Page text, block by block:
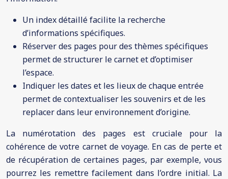
Un index détaillé facilite la recherche
d’informations spécifiques.
Réserver des pages pour des thèmes spécifiques
permet de structurer le carnet et d’optimiser
l’espace.
Indiquer les dates et les lieux de chaque entrée
permet de contextualiser les souvenirs et de les
replacer dans leur environnement d’origine.
La numérotation des pages est cruciale pour la
cohérence de votre carnet de voyage. En cas de perte et
de récupération de certaines pages, par exemple, vous
pourrez les remettre facilement dans l’ordre initial. La